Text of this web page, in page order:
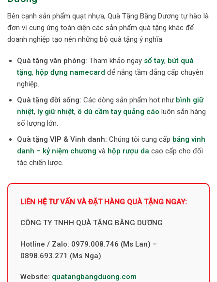
Bên cạnh sản phẩm quạt nhựa, Quà Tặng Băng Dương tự hào là
đơn vị cung ứng toàn diện các sản phẩm quà tặng khác để
doanh nghiệp tạo nên những bộ quà tặng ý nghĩa:
Quà tặng văn phòng: Tham khảo ngay sổ tay, bút quà
tặng, hộp đựng namecard để nâng tầm đẳng cấp chuyên
nghiệp.
Quà tặng đời sống: Các dòng sản phẩm hot như bình giữ
nhiệt, ly giữ nhiệt, ô dù cầm tay quảng cáo luôn sẵn hàng
số lượng lớn.
Quà tặng VIP & Vinh danh: Chúng tôi cung cấp bảng vinh
danh – kỷ niệm chương và hộp rượu da cao cấp cho đối
tác chiến lược.
LIÊN HỆ TƯ VẤN VÀ ĐẶT HÀNG QUÀ TẶNG NGAY:
CÔNG TY TNHH QUÀ TẶNG BĂNG DƯƠNG
Hotline / Zalo: 0979.008.746 (Ms Lan) –
0898.693.271 (Ms Nga)
Website: quatangbangduong.com